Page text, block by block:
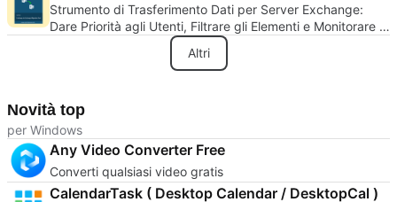
Strumento di Trasferimento Dati per Server Exchange:
Dare Priorità agli Utenti, Filtrare gli Elementi e Monitorare i
Progressi in Tempo Reale
Altri
Novità top
per Windows
Any Video Converter Free
Converti qualsiasi video gratis
CalendarTask ( Desktop Calendar / DesktopCal )